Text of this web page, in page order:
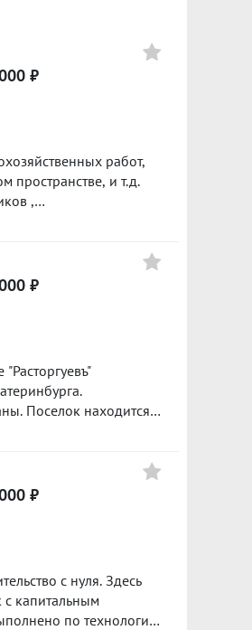
₽
работ,
пространстве, и т.д.
,
выход на сделку.
₽
Поселок находится в
и спортивные
₽
с нуля. Здесь
по технологии: